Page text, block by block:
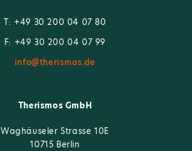
T: +49 30 200 04 07 80
F: +49 30 200 04 07 99
info@therismos.de
Therismos GmbH
Waghäuseler Strasse 10E
10715 Berlin